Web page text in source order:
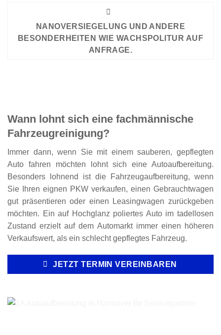
NANOVERSIEGELUNG UND ANDERE
BESONDERHEITEN WIE WACHSPOLITUR AUF
ANFRAGE.
Wann lohnt sich eine fachmännische
Fahrzeugreinigung?
Immer dann, wenn Sie mit einem sauberen, gepflegten
Auto fahren möchten lohnt sich eine Autoaufbereitung.
Besonders lohnend ist die Fahrzeugaufbereitung, wenn
Sie Ihren eignen PKW verkaufen, einen Gebrauchtwagen
gut präsentieren oder einen Leasingwagen zurückgeben
möchten. Ein auf Hochglanz poliertes Auto im tadellosen
Zustand erzielt auf dem Automarkt immer einen höheren
Verkaufswert, als ein schlecht gepflegtes Fahrzeug.
JETZT TERMIN VEREINBAREN